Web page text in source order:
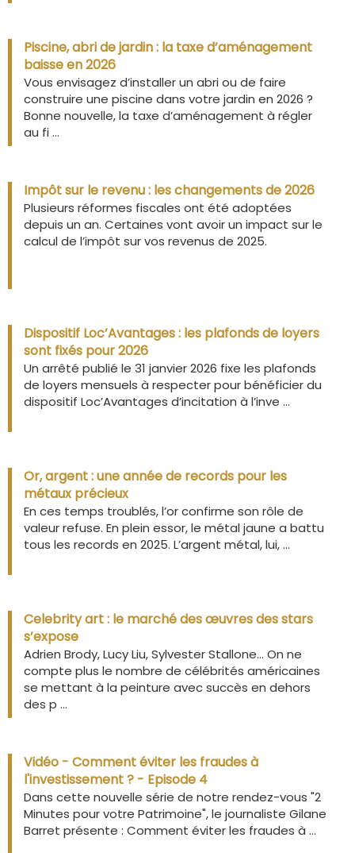
Piscine, abri de jardin : la taxe d’aménagement
baisse en 2026
Vous envisagez d’installer un abri ou de faire
construire une piscine dans votre jardin en 2026 ?
Bonne nouvelle, la taxe d’aménagement à régler
au fi ...
Impôt sur le revenu : les changements de 2026
Plusieurs réformes fiscales ont été adoptées
depuis un an. Certaines vont avoir un impact sur le
calcul de l’impôt sur vos revenus de 2025.
Dispositif Loc’Avantages : les plafonds de loyers
sont fixés pour 2026
Un arrêté publié le 31 janvier 2026 fixe les plafonds
de loyers mensuels à respecter pour bénéficier du
dispositif Loc’Avantages d’incitation à l’inve ...
Or, argent : une année de records pour les
métaux précieux
En ces temps troublés, l’or confirme son rôle de
valeur refuse. En plein essor, le métal jaune a battu
tous les records en 2025. L’argent métal, lui, ...
Celebrity art : le marché des œuvres des stars
s’expose
Adrien Brody, Lucy Liu, Sylvester Stallone… On ne
compte plus le nombre de célébrités américaines
se mettant à la peinture avec succès en dehors
des p ...
Vidéo - Comment éviter les fraudes à
l'investissement ? - Episode 4
Dans cette nouvelle série de notre rendez-vous "2
Minutes pour votre Patrimoine", le journaliste Gilane
Barret présente : Comment éviter les fraudes à ...